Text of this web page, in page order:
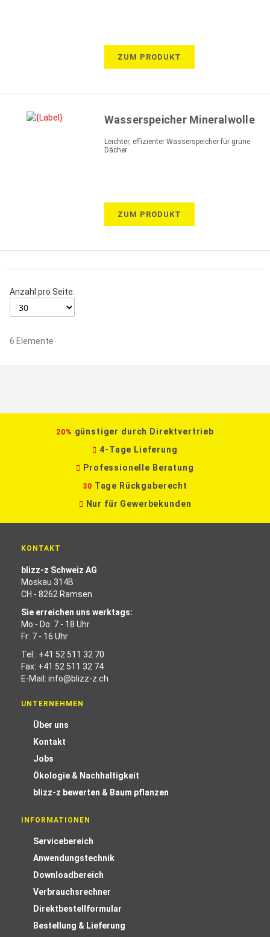
ZUM PRODUKT
Wasserspeicher Mineralwolle
Leichter, effizienter Wasserspeicher für grüne
Dächer
ZUM PRODUKT
Anzahl pro Seite:
6 Elemente
20% günstiger durch Direktvertrieb
4-Tage Lieferung
Professionelle Beratung
30 Tage Rückgaberecht
Nur für Gewerbekunden
KONTAKT
blizz-z Schweiz AG
Moskau 314B
CH - 8262 Ramsen
Sie erreichen uns werktags:
Mo - Do: 7 - 18 Uhr
Fr: 7 - 16 Uhr
Tel.: +41 52 511 32 70
Fax: +41 52 511 32 74
E-Mail: info@blizz-z.ch
UNTERNEHMEN
Über uns
Kontakt
Jobs
Ökologie & Nachhaltigkeit
blizz-z bewerten & Baum pflanzen
INFORMATIONEN
Servicebereich
Anwendungstechnik
Downloadbereich
Verbrauchsrechner
Direktbestellformular
Bestellung & Lieferung